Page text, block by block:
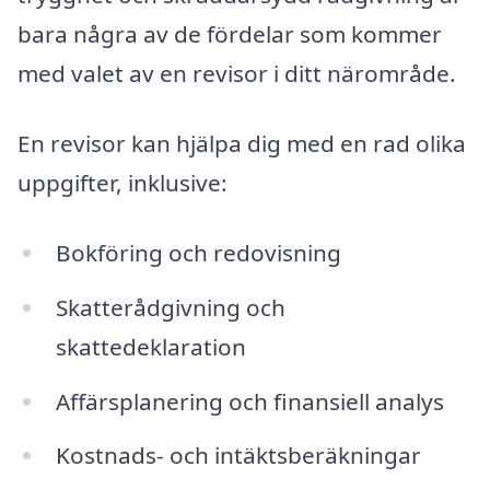
bara några av de fördelar som kommer
med valet av en revisor i ditt närområde.
En revisor kan hjälpa dig med en rad olika
uppgifter, inklusive:
Bokföring och redovisning
Skatterådgivning och
skattedeklaration
Affärsplanering och finansiell analys
Kostnads- och intäktsberäkningar